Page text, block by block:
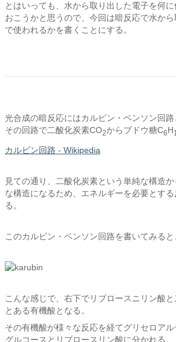
とはいっても、水から取り出した電子を何
おこうかと思うので、今回は暗反応で水か
で使われるかを書くことにする。
光合成の暗反応にはカルビン・ベンソン回路
その回路で二酸化炭素CO2からブドウ糖C6H
カルビン回路 - Wikipedia
見ての通り、二酸化炭素という単純な構造
な構造になるため、エネルギーを必要とす
る。
このカルビン・ベンソン回路を書いてみると
こんな感じで、右下でリブロースニリン酸
とある有機酸となる。
その有機酸が様々な反応を経てグリセロアル
グルコースとリブロースリン酸に分かれる。